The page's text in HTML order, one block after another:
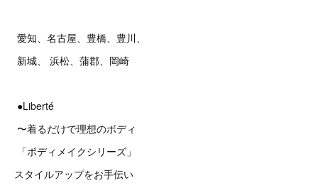
愛知、名古屋、豊橋、豊川、
新城、 浜松、蒲郡、岡崎
●Liberté
〜着るだけで理想のボディ
「ボディメイクシリーズ」
スタイルアップをお手伝い